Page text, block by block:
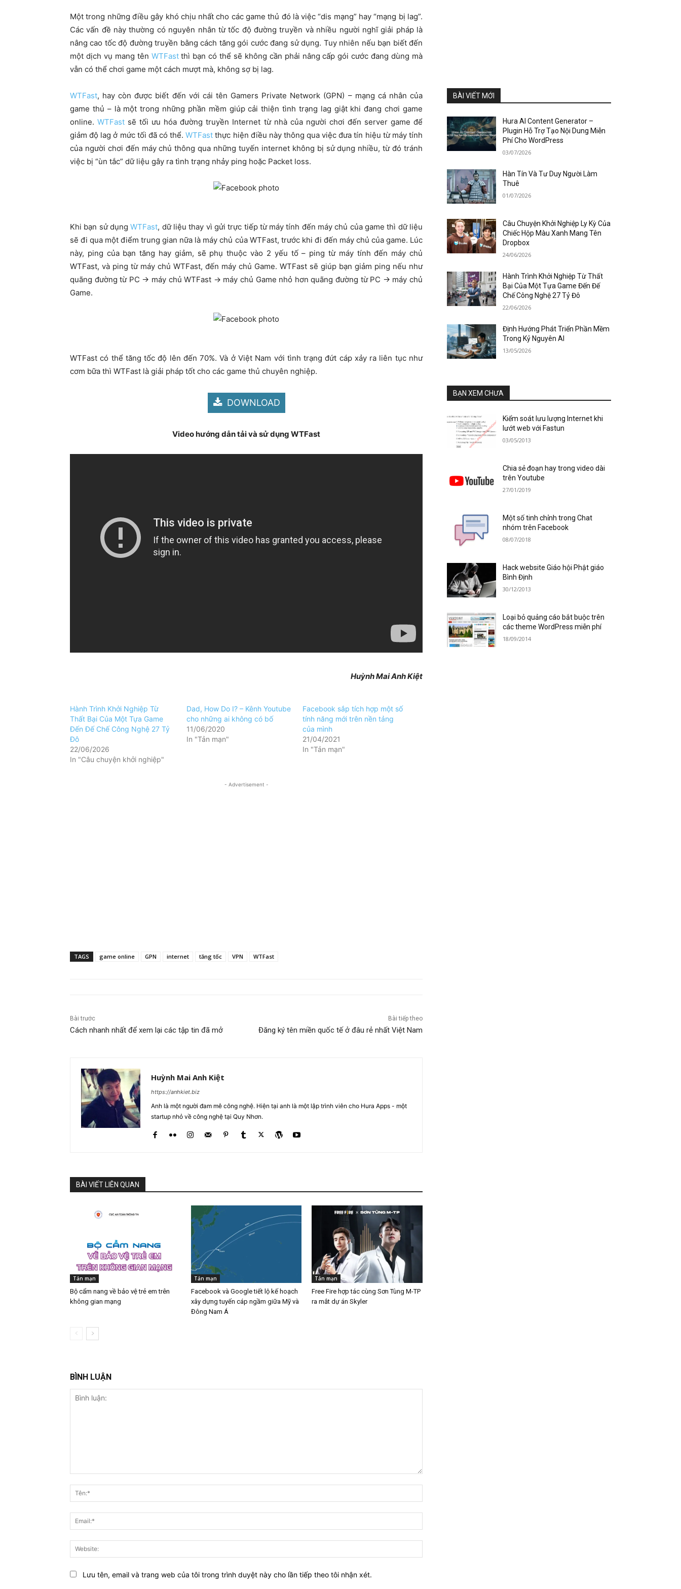
Một trong những điều gây khó chịu nhất cho các game thủ đó là việc “dis mạng” hay “mạng bị lag”.
Các vấn đề này thường có nguyên nhân từ tốc độ đường truyền và nhiều người nghĩ giải pháp là
nâng cao tốc độ đường truyền bằng cách tăng gói cước đang sử dụng. Tuy nhiên nếu bạn biết đến
một dịch vụ mang tên WTFastthì bạn có thể sẽ không cần phải nâng cấp gói cước đang dùng mà
vẫn có thể chơi game một cách mượt mà, không sợ bị lag.
WTFast, hay còn được biết đến với cái tên Gamers Private Network (GPN) – mạng cá nhân của
game thủ – là một trong những phần mềm giúp cải thiện tình trạng lag giật khi đang chơi game
online.WTFast sẽ tối ưu hóa đường truyền Internet từ nhà của người chơi đến server game để
giảm độ lag ở mức tối đã có thể.WTFast thực hiện điều này thông qua việc đưa tín hiệu từ máy tính
của người chơi đến máy chủ thông qua những tuyến internet không bị sử dụng nhiều, từ đó tránh
việc bị “ùn tắc” dữ liệu gây ra tình trạng nhảy ping hoặc Packet loss.
Khi bạn sử dụngWTFast, dữ liệu thay vì gửi trực tiếp từ máy tính đến máy chủ của game thì dữ liệu
sẽ đi qua một điểm trung gian nữa là máy chủ của WTFast, trước khi đi đến máy chủ của game. Lúc
này, ping của bạn tăng hay giảm, sẽ phụ thuộc vào 2 yếu tố – ping từ máy tính đến máy chủ
WTFast, và ping từ máy chủ WTFast, đến máy chủ Game. WTFast sẽ giúp bạn giảm ping nếu như
quãng đường từ PC -> máy chủ WTFast -> máy chủ Game nhỏ hơn quãng đường từ PC -> máy chủ
Game.
WTFast có thể tăng tốc độ lên đến 70%. Và ở Việt Nam với tình trạng đứt cáp xảy ra liên tục như
cơm bữa thì WTFast là giải pháp tốt cho các game thủ chuyên nghiệp.
DOWNLOAD
Video hướng dẫn tải và sử dụng WTFast
Huỳnh Mai Anh Kiệt
Hành Trình Khởi Nghiệp Từ
Thất Bại Của Một Tựa Game
Đến Đế Chế Công Nghệ 27 Tỷ
Đô
22/06/2026
In "Câu chuyện khởi nghiệp"
Dad, How Do I? – Kênh Youtube
cho những ai không có bố
11/06/2020
In "Tản mạn"
Facebook sắp tích hợp một số
tính năng mới trên nền tảng
của mình
21/04/2021
In "Tản mạn"
- Advertisement -
TAGS game online GPN internet tăng tốc VPN WTFast
Bài trước
Cách nhanh nhất để xem lại các tập tin đã mở
Bài tiếp theo
Đăng ký tên miền quốc tế ở đâu rẻ nhất Việt Nam
Huỳnh Mai Anh Kiệt
https://anhkiet.biz
Anh là một người đam mê công nghệ. Hiện tại anh là một lập trình viên cho Hura Apps - một
startup nhỏ về công nghệ tại Quy Nhơn.
BÀI VIẾT LIÊN QUAN
Tản mạn
Bộ cẩm nang về bảo vệ trẻ em trên
không gian mạng
Tản mạn
Facebook và Google tiết lộ kế hoạch
xây dựng tuyến cáp ngầm giữa Mỹ và
Đông Nam Á
Tản mạn
Free Fire hợp tác cùng Sơn Tùng M-TP
ra mắt dự án Skyler
BÌNH LUẬN
luận:
Lưu tên, email và trang web của tôi trong trình duyệt này cho lần tiếp theo tôi nhận xét.
BÀI VIẾT MỚI
Hura AI Content Generator –
Plugin Hỗ Trợ Tạo Nội Dung Miễn
Phí Cho WordPress
03/07/2026
Hàn Tín Và Tư Duy Người Làm
Thuê
01/07/2026
Câu Chuyện Khởi Nghiệp Ly Kỳ Của
Chiếc Hộp Màu Xanh Mang Tên
Dropbox
24/06/2026
Hành Trình Khởi Nghiệp Từ Thất
Bại Của Một Tựa Game Đến Đế
Chế Công Nghệ 27 Tỷ Đô
22/06/2026
Định Hướng Phát Triển Phần Mềm
Trong Kỷ Nguyên AI
13/05/2026
BẠN XEM CHƯA
Kiểm soát lưu lượng Internet khi
lướt web với Fastun
03/05/2013
Chia sẻ đoạn hay trong video dài
trên Youtube
27/01/2019
Một số tinh chỉnh trong Chat
nhóm trên Facebook
08/07/2018
Hack website Giáo hội Phật giáo
Bình Định
30/12/2013
Loại bỏ quảng cáo bắt buộc trên
các theme WordPress miễn phí
18/09/2014